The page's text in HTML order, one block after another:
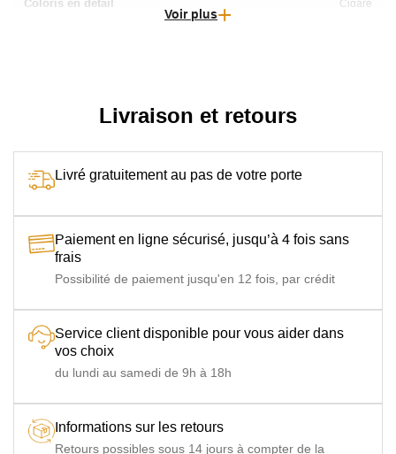
Coloris en détail Cigare
Appliquer une crème nourrissante pour préserver la
souplesse du cuir.
Voir plus
Livraison et retours
Livré gratuitement au pas de votre porte
Paiement en ligne sécurisé, jusqu’à 4 fois sans
frais
Possibilité de paiement jusqu'en 12 fois, par crédit
Service client disponible pour vous aider dans
vos choix
du lundi au samedi de 9h à 18h
Informations sur les retours
Retours possibles sous 14 jours à compter de la